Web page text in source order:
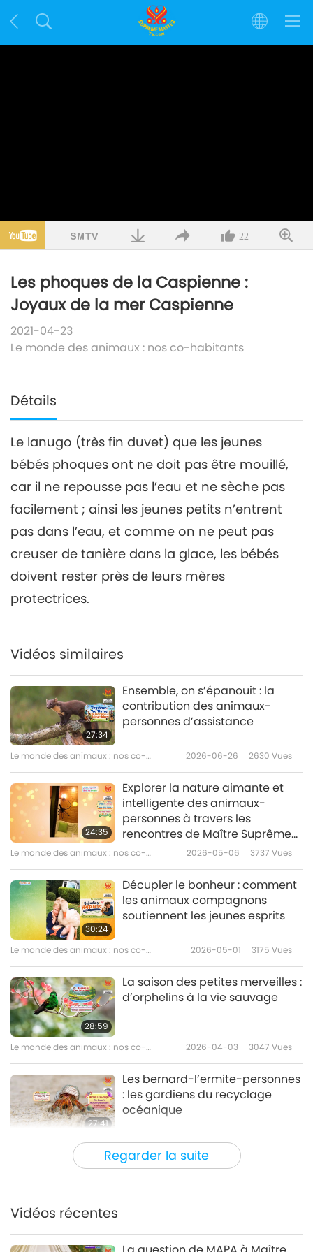
22
Les phoques de la Caspienne :
Joyaux de la mer Caspienne
2021-04-23
Le monde des animaux : nos co-habitants
Détails
Le lanugo (très fin duvet) que les jeunes
bébés phoques ont ne doit pas être mouillé,
car il ne repousse pas l’eau et ne sèche pas
facilement ; ainsi les jeunes petits n’entrent
pas dans l’eau, et comme on ne peut pas
creuser de tanière dans la glace, les bébés
doivent rester près de leurs mères
protectrices.
Regarder la suite
Vidéos similaires
27:34
Ensemble, on s’épanouit : la
contribution des animaux-
personnes d’assistance
Le monde des animaux : nos co-
2026-06-26 2630 Vues
24:35
Explorer la nature aimante et
intelligente des animaux-
personnes à travers les
rencontres de Maître Suprême
Ching Hai (végane) : 1e partie
Le monde des animaux : nos co-
2026-05-06 3737 Vues
30:24
Décupler le bonheur : comment
les animaux compagnons
soutiennent les jeunes esprits
Le monde des animaux : nos co-
2026-05-01 3175 Vues
28:59
La saison des petites merveilles :
d’orphelins à la vie sauvage
Le monde des animaux : nos co-
2026-04-03 3047 Vues
27:41
Les bernard-l’ermite-personnes
: les gardiens du recyclage
océanique
Le monde des animaux : nos co-
2026-03-06
25:30
Vidéos récentes